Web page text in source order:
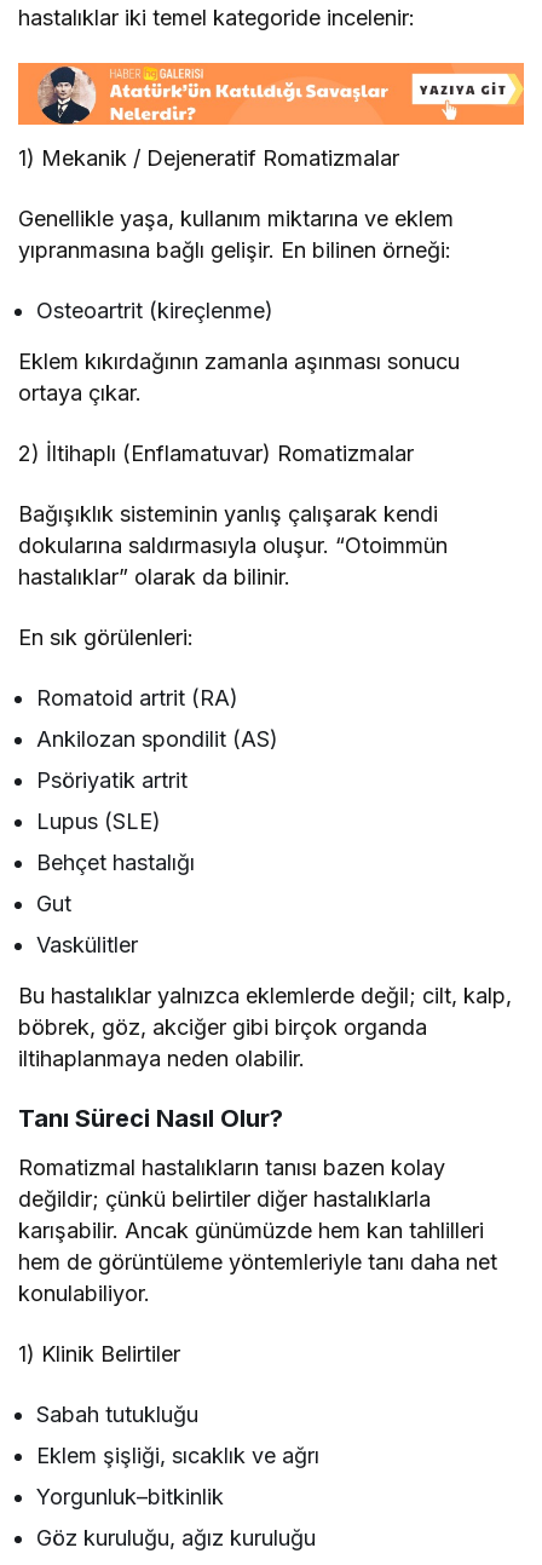
hastalıklar iki temel kategoride incelenir:
1) Mekanik / Dejeneratif Romatizmalar
Genellikle yaşa, kullanım miktarına ve eklem
yıpranmasına bağlı gelişir. En bilinen örneği:
Osteoartrit (kireçlenme)
Eklem kıkırdağının zamanla aşınması sonucu
ortaya çıkar.
2) İltihaplı (Enflamatuvar) Romatizmalar
Bağışıklık sisteminin yanlış çalışarak kendi
dokularına saldırmasıyla oluşur. “Otoimmün
hastalıklar” olarak da bilinir.
En sık görülenleri:
Romatoid artrit (RA)
Ankilozan spondilit (AS)
Psöriyatik artrit
Lupus (SLE)
Behçet hastalığı
Gut
Vaskülitler
Bu hastalıklar yalnızca eklemlerde değil; cilt, kalp,
böbrek, göz, akciğer gibi birçok organda
iltihaplanmaya neden olabilir.
Tanı Süreci Nasıl Olur?
Romatizmal hastalıkların tanısı bazen kolay
değildir; çünkü belirtiler diğer hastalıklarla
karışabilir. Ancak günümüzde hem kan tahlilleri
hem de görüntüleme yöntemleriyle tanı daha net
konulabiliyor.
1) Klinik Belirtiler
Sabah tutukluğu
Eklem şişliği, sıcaklık ve ağrı
Yorgunluk–bitkinlik
Göz kuruluğu, ağız kuruluğu